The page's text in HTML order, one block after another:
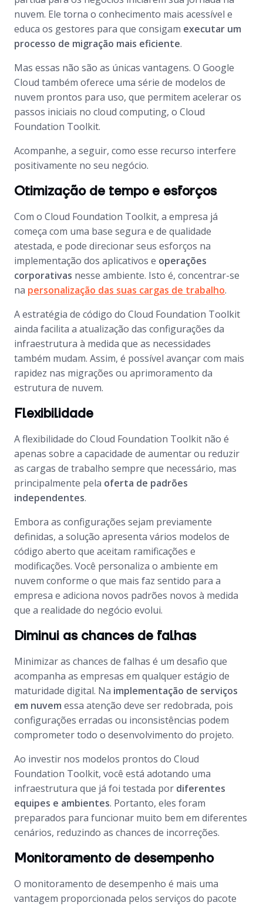
nuvem. Ele torna o conhecimento mais acessível e
educa os gestores para que consigam executar um
processo de migração mais eficiente.
Mas essas não são as únicas vantagens. O Google
Cloud também oferece uma série de modelos de
nuvem prontos para uso, que permitem acelerar os
passos iniciais no cloud computing, o Cloud
Foundation Toolkit.
Acompanhe, a seguir, como esse recurso interfere
positivamente no seu negócio.
Otimização de tempo e esforços
Com o Cloud Foundation Toolkit, a empresa já
começa com uma base segura e de qualidade
atestada, e pode direcionar seus esforços na
implementação dos aplicativos e operações
corporativas nesse ambiente. Isto é, concentrar-se
na personalização das suas cargas de trabalho.
A estratégia de código do Cloud Foundation Toolkit
ainda facilita a atualização das configurações da
infraestrutura à medida que as necessidades
também mudam. Assim, é possível avançar com mais
rapidez nas migrações ou aprimoramento da
estrutura de nuvem.
Flexibilidade
A flexibilidade do Cloud Foundation Toolkit não é
apenas sobre a capacidade de aumentar ou reduzir
as cargas de trabalho sempre que necessário, mas
principalmente pela oferta de padrões
independentes.
Embora as configurações sejam previamente
definidas, a solução apresenta vários modelos de
código aberto que aceitam ramificações e
modificações. Você personaliza o ambiente em
nuvem conforme o que mais faz sentido para a
empresa e adiciona novos padrões novos à medida
que a realidade do negócio evolui.
Diminui as chances de falhas
Minimizar as chances de falhas é um desafio que
acompanha as empresas em qualquer estágio de
maturidade digital. Na implementação de serviços
em nuvem essa atenção deve ser redobrada, pois
configurações erradas ou inconsistências podem
comprometer todo o desenvolvimento do projeto.
Ao investir nos modelos prontos do Cloud
Foundation Toolkit, você está adotando uma
infraestrutura que já foi testada por diferentes
equipes e ambientes. Portanto, eles foram
preparados para funcionar muito bem em diferentes
cenários, reduzindo as chances de incorreções.
Monitoramento de desempenho
O monitoramento de desempenho é mais uma
vantagem proporcionada pelos serviços do pacote